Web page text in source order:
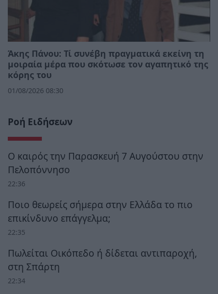
Άκης Πάνου: Τί συνέβη πραγματικά εκείνη τη
μοιραία μέρα που σκότωσε τον αγαπητικό της
κόρης του
01/08/2026 08:30
Ροή Ειδήσεων
Ο καιρός την Παρασκευή 7 Αυγούστου στην
Πελοπόννησο
22:36
Ποιο θεωρείς σήμερα στην Ελλάδα το πιο
επικίνδυνο επάγγελμα;
22:35
Πωλείται Οικόπεδο ή δίδεται αντιπαροχή,
στη Σπάρτη
22:34